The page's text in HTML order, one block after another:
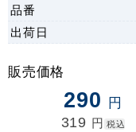
品番
出荷日
販売価格
290 円
319 円 税込